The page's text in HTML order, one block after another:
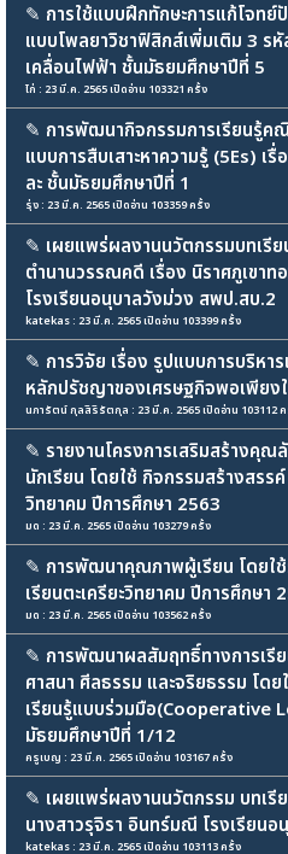
✎ การใช้แบบฝึกทักษะการแก้โจท
แบบโพลยาวิชาฟิสิกส์เพิ่มเติม 3 ร
เคลื่อนไฟฟ้า ชั้นมัธยมศึกษาปีที่ 5
ไก่ : 23 มี.ค. 2565 เปิดอ่าน 103321 ครั้ง
✎ การพัฒนากิจกรรมการเรียนรู้ค
แบบการสืบเสาะหาความรู้ (5Es) เ
ละ ชั้นมัธยมศึกษาปีที่ 1
รุ่ง : 23 มี.ค. 2565 เปิดอ่าน 103359 ครั้ง
✎ เผยแพร่ผลงานนวัตกรรมบทเรีย
ตำนานวรรณคดี เรื่อง นิราศภูเขาท
โรงเรียนอนุบาลวังม่วง สพป.สบ.2
katekas : 23 มี.ค. 2565 เปิดอ่าน 103399 ครั้ง
✎ การวิจัย เรื่อง รูปแบบการบริหา
หลักปรัชญาของเศรษฐกิจพอเพียง
นภารัตน์ กุลสิริรัตกุล : 23 มี.ค. 2565 เปิดอ่าน 103112
✎ รายงานโครงการเสริมสร้างคุ
นักเรียน โดยใช้ กิจกรรมสร้างสรร
วิทยาคม ปีการศึกษา 2563
มด : 23 มี.ค. 2565 เปิดอ่าน 103279 ครั้ง
✎ การพัฒนาคุณภาพผู้เรียน โดยใช้
เรียนตะเครียะวิทยาคม ปีการศึกษา
มด : 23 มี.ค. 2565 เปิดอ่าน 103562 ครั้ง
✎ การพัฒนาผลสัมฤทธิ์ทางการเรี
ศาสนา ศีลธรรม และจริยธรรม โดย
เรียนรู้แบบร่วมมือ(Cooperative
มัธยมศึกษาปีที่ 1/12
ครูเบญ : 23 มี.ค. 2565 เปิดอ่าน 103167 ครั้ง
✎ เผยแพร่ผลงานนวัตกรรม บทเรี
นางสาวรุจิรา อินทร์มณี โรงเรียน
katekas : 23 มี.ค. 2565 เปิดอ่าน 103113 ครั้ง